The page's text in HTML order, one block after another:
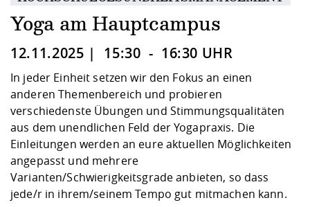
Vorbereitung
Checkliste zum
Studien- und
und Physik
Digitales Lernen
Studieren in
Lebenslagen
Studentenwerk
Angebote der
Arbeit
Lehren,
Formulare und
Internationale
Formulare und
FIS -
Prototyping und
Gründung und
Kooperationen
Kontakt &
Klimaschutz &
Förderverein
Gremien und
Landbau/
Maschinenbau
Kontakt und Anfahrt
Qualitätssicherung
Yoga am Hauptcampus
12.11.2025 | 15:30 - 16:30 UHR
In jeder Einheit setzen wir den Fokus an einen
anderen Themenbereich und probieren
verschiedenste Übungen und Stimmungsqualitäten
aus dem unendlichen Feld der Yogapraxis. Die
Einleitungen werden an eure aktuellen Möglichkeiten
angepasst und mehrere
Varianten/Schwierigkeitsgrade anbieten, so dass
jede/r in ihrem/seinem Tempo gut mitmachen kann.